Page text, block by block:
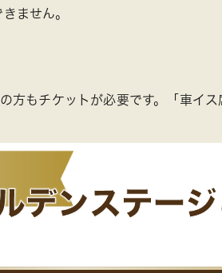
ません。
もチケットが必要です。「車イス
デンステー